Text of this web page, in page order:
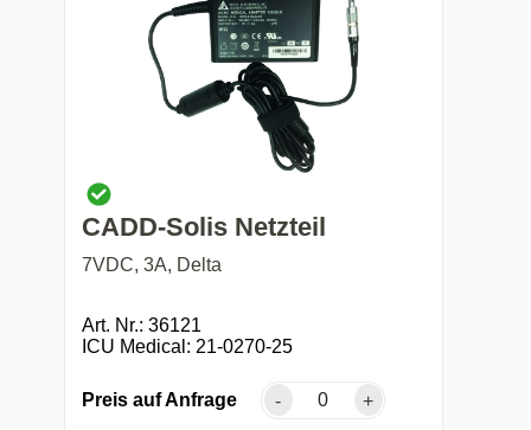
CADD-Solis Netzteil
7VDC, 3A, Delta
Art. Nr.: 36121
ICU Medical: 21-0270-25
Preis auf Anfrage - +